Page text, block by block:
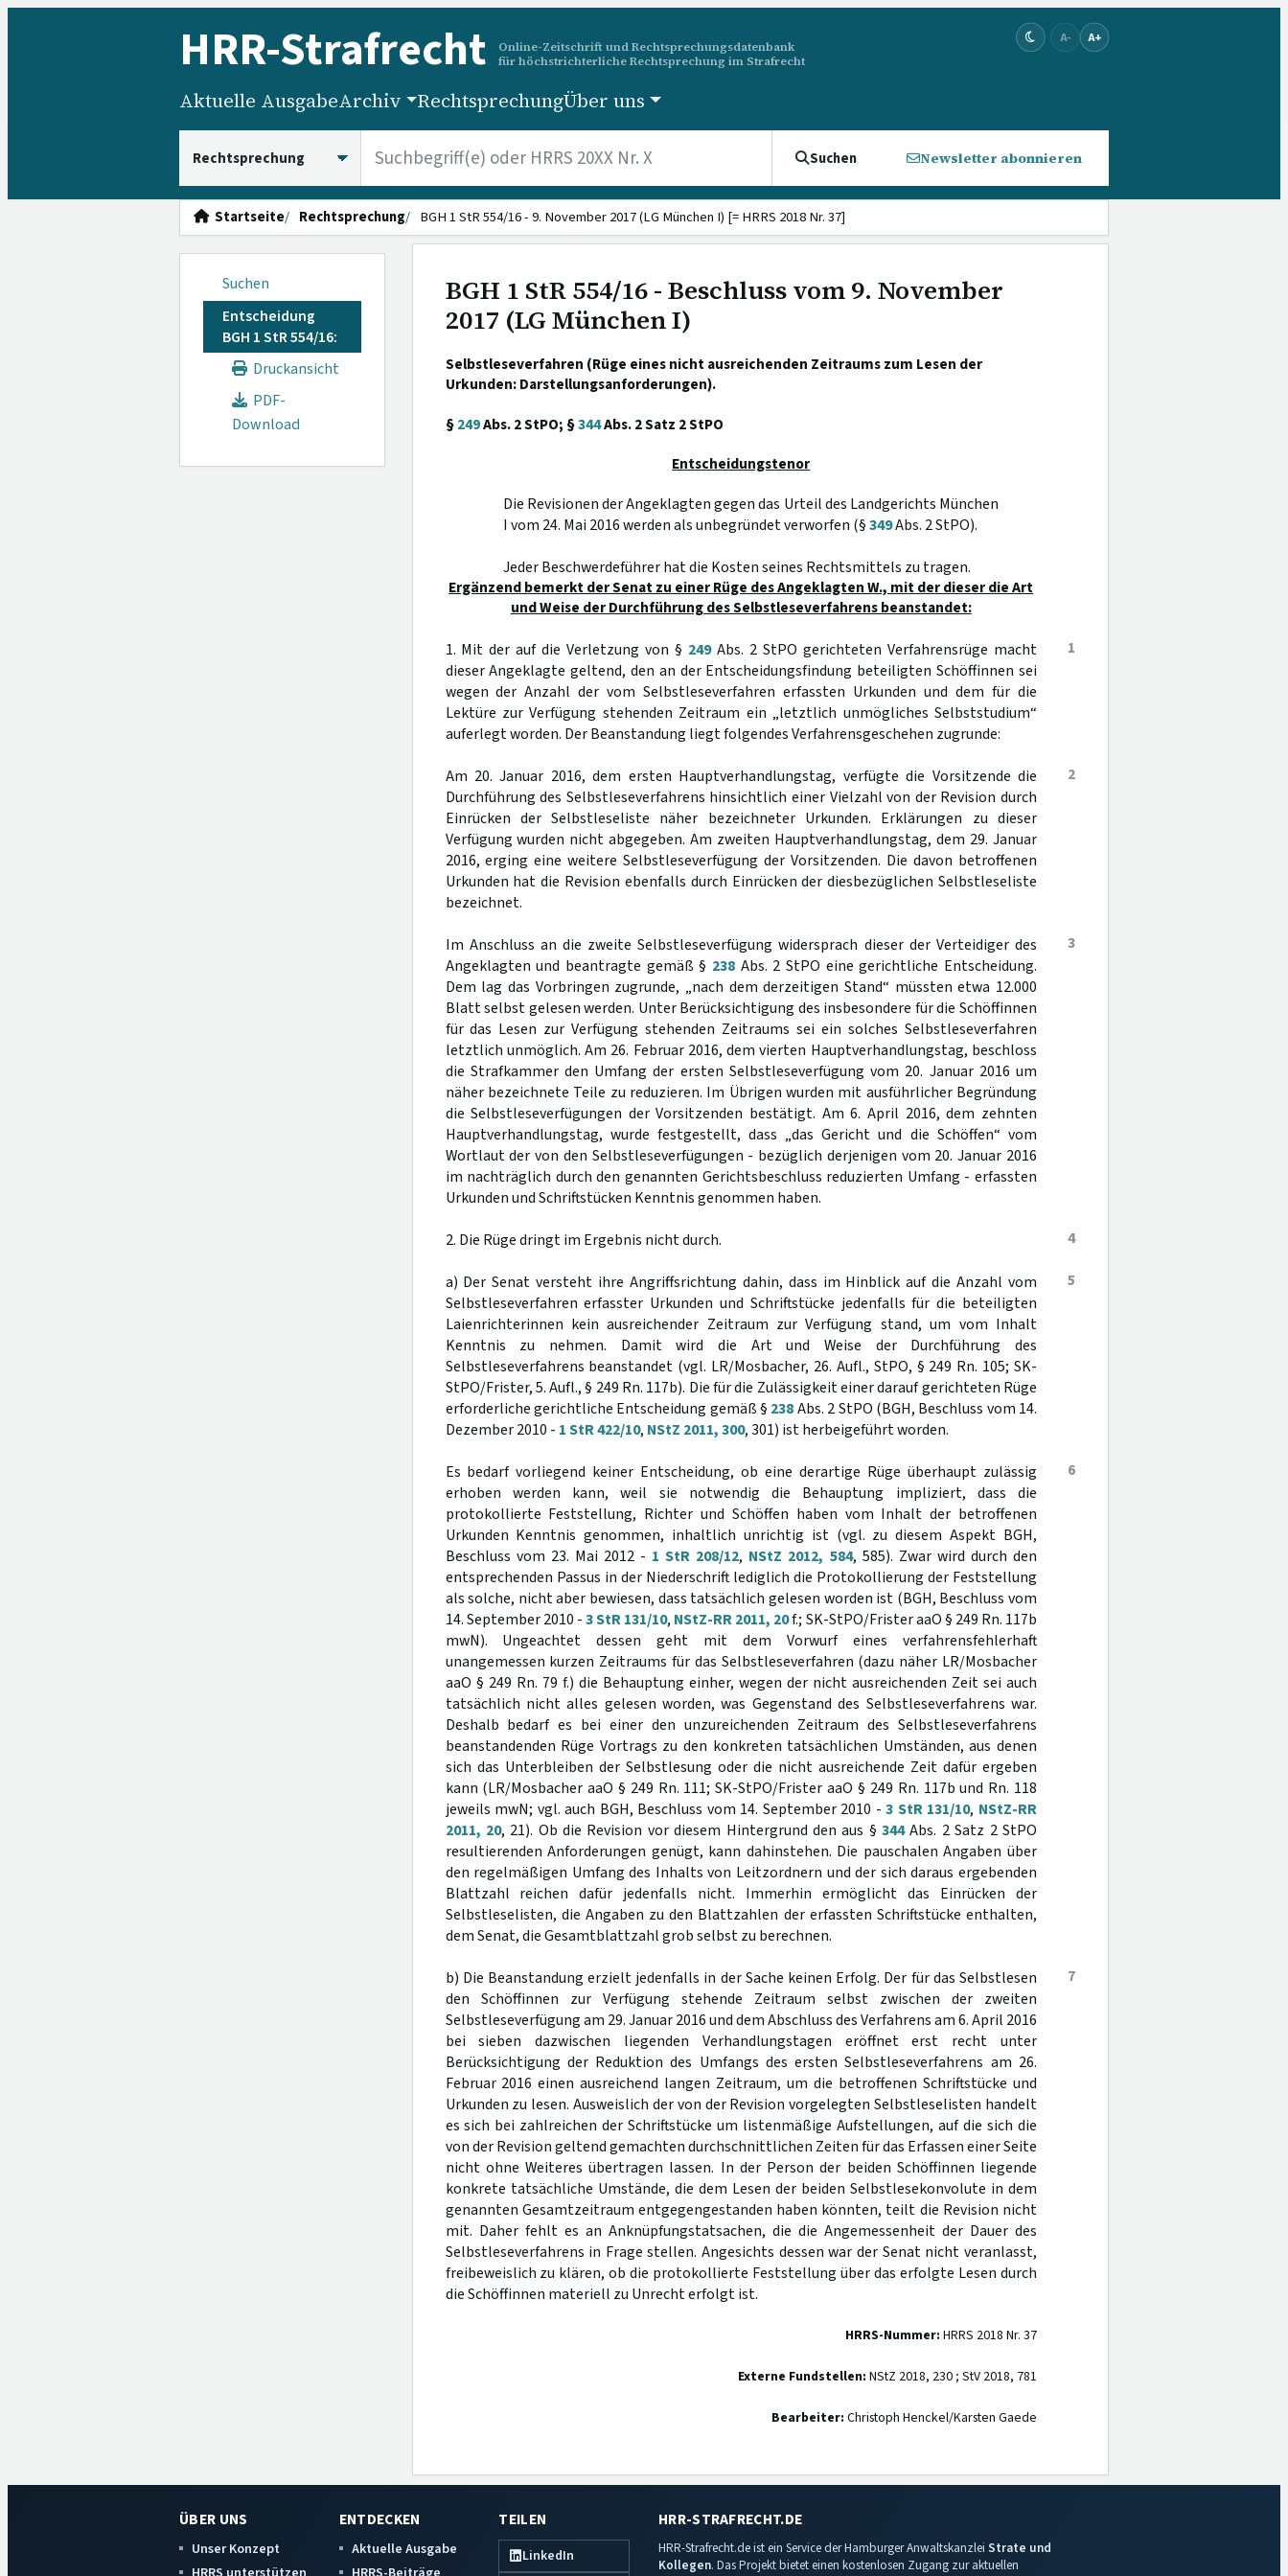
HRR-Strafrecht
Online-Zeitschrift und Rechtsprechungsdatenbank
für höchstrichterliche Rechtsprechung im Strafrecht
A- A+
Aktuelle AusgabeArchiv RechtsprechungÜber uns
Suchen Newsletter abonnieren
Startseite Rechtsprechung BGH 1 StR 554/16 - 9. November 2017 (LG München I) [= HRRS 2018 Nr. 37]
Suchen
Entscheidung
BGH 1 StR 554/16:
Druckansicht
PDF-
Download
BGH 1 StR 554/16 - Beschluss vom 9. November
2017 (LG München I)
Selbstleseverfahren (Rüge eines nicht ausreichenden Zeitraums zum Lesen der
Urkunden: Darstellungsanforderungen).
§249Abs. 2 StPO; §344Abs. 2 Satz 2 StPO
Entscheidungstenor
Die Revisionen der Angeklagten gegen das Urteil des Landgerichts München
I vom 24. Mai 2016 werden als unbegründet verworfen (§349Abs. 2 StPO).
Jeder Beschwerdeführer hat die Kosten seines Rechtsmittels zu tragen.
Ergänzend bemerkt der Senat zu einer Rüge des Angeklagten W., mit der dieser die Art
und Weise der Durchführung des Selbstleseverfahrens beanstandet:
1
1. Mit der auf die Verletzung von § 249Abs. 2 StPO gerichteten Verfahrensrüge macht
dieser Angeklagte geltend, den an der Entscheidungsfindung beteiligten Schöffinnen sei
wegen der Anzahl der vom Selbstleseverfahren erfassten Urkunden und dem für die
Lektüre zur Verfügung stehenden Zeitraum ein „letztlich unmögliches Selbststudium“
auferlegt worden. Der Beanstandung liegt folgendes Verfahrensgeschehen zugrunde:
2
Am 20. Januar 2016, dem ersten Hauptverhandlungstag, verfügte die Vorsitzende die
Durchführung des Selbstleseverfahrens hinsichtlich einer Vielzahl von der Revision durch
Einrücken der Selbstleseliste näher bezeichneter Urkunden. Erklärungen zu dieser
Verfügung wurden nicht abgegeben. Am zweiten Hauptverhandlungstag, dem 29. Januar
2016, erging eine weitere Selbstleseverfügung der Vorsitzenden. Die davon betroffenen
Urkunden hat die Revision ebenfalls durch Einrücken der diesbezüglichen Selbstleseliste
bezeichnet.
3
Im Anschluss an die zweite Selbstleseverfügung widersprach dieser der Verteidiger des
Angeklagten und beantragte gemäß § 238Abs. 2 StPO eine gerichtliche Entscheidung.
Dem lag das Vorbringen zugrunde, „nach dem derzeitigen Stand“ müssten etwa 12.000
Blatt selbst gelesen werden. Unter Berücksichtigung des insbesondere für die Schöffinnen
für das Lesen zur Verfügung stehenden Zeitraums sei ein solches Selbstleseverfahren
letztlich unmöglich. Am 26. Februar 2016, dem vierten Hauptverhandlungstag, beschloss
die Strafkammer den Umfang der ersten Selbstleseverfügung vom 20. Januar 2016 um
näher bezeichnete Teile zu reduzieren. Im Übrigen wurden mit ausführlicher Begründung
die Selbstleseverfügungen der Vorsitzenden bestätigt. Am 6. April 2016, dem zehnten
Hauptverhandlungstag, wurde festgestellt, dass „das Gericht und die Schöffen“ vom
Wortlaut der von den Selbstleseverfügungen - bezüglich derjenigen vom 20. Januar 2016
im nachträglich durch den genannten Gerichtsbeschluss reduzierten Umfang - erfassten
Urkunden und Schriftstücken Kenntnis genommen haben.
4
2. Die Rüge dringt im Ergebnis nicht durch.
5
a) Der Senat versteht ihre Angriffsrichtung dahin, dass im Hinblick auf die Anzahl vom
Selbstleseverfahren erfasster Urkunden und Schriftstücke jedenfalls für die beteiligten
Laienrichterinnen kein ausreichender Zeitraum zur Verfügung stand, um vom Inhalt
Kenntnis zu nehmen. Damit wird die Art und Weise der Durchführung des
Selbstleseverfahrens beanstandet (vgl. LR/Mosbacher, 26. Aufl., StPO, § 249 Rn. 105; SK-
StPO/Frister, 5. Aufl., § 249 Rn. 117b). Die für die Zulässigkeit einer darauf gerichteten Rüge
erforderliche gerichtliche Entscheidung gemäß § 238Abs. 2 StPO (BGH, Beschluss vom 14.
Dezember 2010 - 1 StR 422/10, NStZ 2011, 300, 301) ist herbeigeführt worden.
6
Es bedarf vorliegend keiner Entscheidung, ob eine derartige Rüge überhaupt zulässig
erhoben werden kann, weil sie notwendig die Behauptung impliziert, dass die
protokollierte Feststellung, Richter und Schöffen haben vom Inhalt der betroffenen
Urkunden Kenntnis genommen, inhaltlich unrichtig ist (vgl. zu diesem Aspekt BGH,
Beschluss vom 23. Mai 2012 - 1 StR 208/12, NStZ 2012, 584, 585). Zwar wird durch den
entsprechenden Passus in der Niederschrift lediglich die Protokollierung der Feststellung
als solche, nicht aber bewiesen, dass tatsächlich gelesen worden ist (BGH, Beschluss vom
14. September 2010 -3 StR 131/10, NStZ-RR 2011, 20f.; SK-StPO/Frister aaO § 249 Rn. 117b
mwN). Ungeachtet dessen geht mit dem Vorwurf eines verfahrensfehlerhaft
unangemessen kurzen Zeitraums für das Selbstleseverfahren (dazu näher LR/Mosbacher
aaO § 249 Rn. 79 f.) die Behauptung einher, wegen der nicht ausreichenden Zeit sei auch
tatsächlich nicht alles gelesen worden, was Gegenstand des Selbstleseverfahrens war.
Deshalb bedarf es bei einer den unzureichenden Zeitraum des Selbstleseverfahrens
beanstandenden Rüge Vortrags zu den konkreten tatsächlichen Umständen, aus denen
sich das Unterbleiben der Selbstlesung oder die nicht ausreichende Zeit dafür ergeben
kann (LR/Mosbacher aaO § 249 Rn. 111; SK-StPO/Frister aaO § 249 Rn. 117b und Rn. 118
jeweils mwN; vgl. auch BGH, Beschluss vom 14. September 2010 -3 StR 131/10, NStZ-RR
2011, 20, 21). Ob die Revision vor diesem Hintergrund den aus §344Abs. 2 Satz 2 StPO
resultierenden Anforderungen genügt, kann dahinstehen. Die pauschalen Angaben über
den regelmäßigen Umfang des Inhalts von Leitzordnern und der sich daraus ergebenden
Blattzahl reichen dafür jedenfalls nicht. Immerhin ermöglicht das Einrücken der
Selbstleselisten, die Angaben zu den Blattzahlen der erfassten Schriftstücke enthalten,
dem Senat, die Gesamtblattzahl grob selbst zu berechnen.
7
b) Die Beanstandung erzielt jedenfalls in der Sache keinen Erfolg. Der für das Selbstlesen
den Schöffinnen zur Verfügung stehende Zeitraum selbst zwischen der zweiten
Selbstleseverfügung am 29. Januar 2016 und dem Abschluss des Verfahrens am 6. April 2016
bei sieben dazwischen liegenden Verhandlungstagen eröffnet erst recht unter
Berücksichtigung der Reduktion des Umfangs des ersten Selbstleseverfahrens am 26.
Februar 2016 einen ausreichend langen Zeitraum, um die betroffenen Schriftstücke und
Urkunden zu lesen. Ausweislich der von der Revision vorgelegten Selbstleselisten handelt
es sich bei zahlreichen der Schriftstücke um listenmäßige Aufstellungen, auf die sich die
von der Revision geltend gemachten durchschnittlichen Zeiten für das Erfassen einer Seite
nicht ohne Weiteres übertragen lassen. In der Person der beiden Schöffinnen liegende
konkrete tatsächliche Umstände, die dem Lesen der beiden Selbstlesekonvolute in dem
genannten Gesamtzeitraum entgegengestanden haben könnten, teilt die Revision nicht
mit. Daher fehlt es an Anknüpfungstatsachen, die die Angemessenheit der Dauer des
Selbstleseverfahrens in Frage stellen. Angesichts dessen war der Senat nicht veranlasst,
freibeweislich zu klären, ob die protokollierte Feststellung über das erfolgte Lesen durch
die Schöffinnen materiell zu Unrecht erfolgt ist.
HRRS-Nummer: HRRS 2018 Nr. 37
Externe Fundstellen: NStZ 2018, 230 ; StV 2018, 781
Bearbeiter: Christoph Henckel/Karsten Gaede
ÜBER UNS
Unser Konzept
ENTDECKEN
Aktuelle Ausgabe
TEILEN
LinkedIn
HRR-STRAFRECHT.DE
HRR-Strafrecht.de ist ein Service der Hamburger Anwaltskanzlei Strate und
Kollegen. Das Projekt bietet einen kostenlosen Zugang zur aktuellen